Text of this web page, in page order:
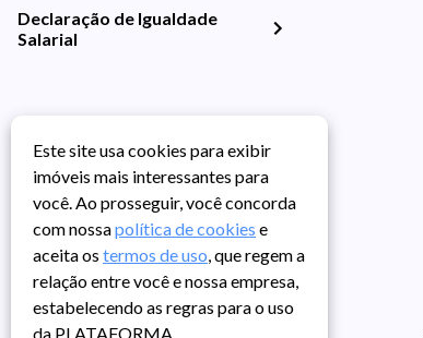
Declaração de Igualdade
Salarial
Este site usa cookies para exibir
imóveis mais interessantes para
você. Ao prosseguir, você concorda
com nossapolítica de cookies e
aceita os termos de uso, que regem a
relação entre você e nossa empresa,
estabelecendo as regras para o uso
da PLATAFORMA.